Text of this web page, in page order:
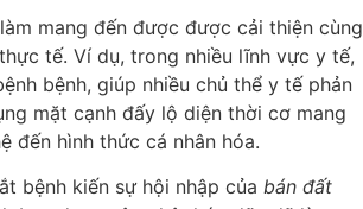
mang đến được được cải thiện cùng
tế. Ví dụ, trong nhiều lĩnh vực y tế,
bệnh, giúp nhiều chủ thể y tế phản
mặt cạnh đấy lộ diện thời cơ mang
đến hình thức cá nhân hóa.
bệnh kiến sự hội nhập của bán đất